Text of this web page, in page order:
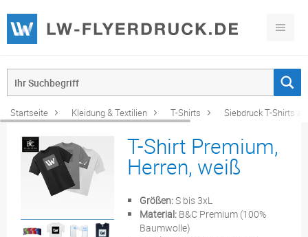
Startseite Kleidung & Textilien T-Shirts Siebdruck T-Shirts
T-Shirt Premium,
Herren, weiß
Größen:S bis 3xL
Material: B&C Premium (100%
Baumwolle)